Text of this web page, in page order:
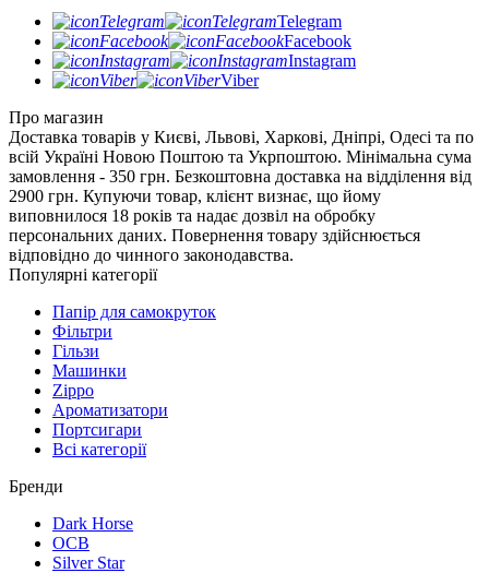
Telegram
Facebook
Instagram
Viber
Про магазин
Доставка товарів у Києві, Львові, Харкові, Дніпрі, Одесі та по
всій Україні Новою Поштою та Укрпоштою. Мінімальна сума
замовлення - 350 грн. Безкоштовна доставка на відділення від
2900 грн. Купуючи товар, клієнт визнає, що йому
виповнилося 18 років та надає дозвіл на обробку
персональних даних. Повернення товару здійснюється
відповідно до чинного законодавства.
Популярні категорії
Папір для самокруток
Фільтри
Гільзи
Машинки
Zippo
Ароматизатори
Портсигари
Всі категорії
Бренди
Dark Horse
OCB
Silver Star